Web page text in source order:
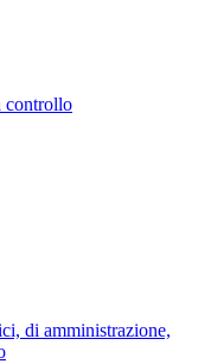
controllo
di amministrazione,